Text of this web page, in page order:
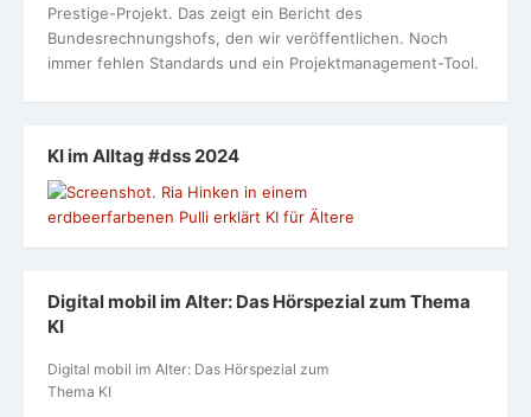
Prestige-Projekt. Das zeigt ein Bericht des
Bundesrechnungshofs, den wir veröffentlichen. Noch
immer fehlen Standards und ein Projektmanagement-Tool.
KI im Alltag #dss 2024
Digital mobil im Alter: Das Hörspezial zum Thema
KI
Digital mobil im Alter: Das Hörspezial zum
Thema KI